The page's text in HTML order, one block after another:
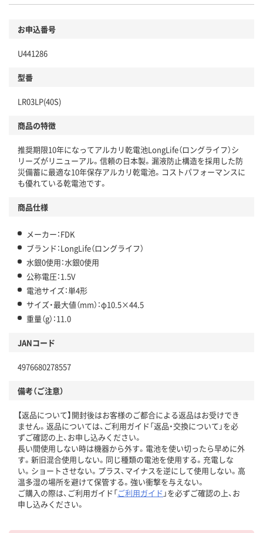
お申込番号
U441286
型番
LR03LP(40S)
商品の特徴
推奨期限10年になってアルカリ乾電池LongLife（ロングライフ）シ
リーズがリニューアル。信頼の日本製。漏液防止構造を採用した防
災備蓄に最適な10年保存アルカリ乾電池。コストパフォーマンスに
も優れている乾電池です。
商品仕様
メーカー：FDK
ブランド：LongLife（ロングライフ）
水銀0使用：水銀0使用
公称電圧：1.5V
電池サイズ：単4形
サイズ・最大値（mm）：φ10.5×44.5
重量（g）：11.0
JANコード
4976680278557
備考（ご注意）
【返品について】開封後はお客様のご都合による返品はお受けでき
ません。返品については、ご利用ガイド「返品・交換について」を必
ずご確認の上、お申し込みください。
長い間使用しない時は機器から外す。電池を使い切ったら早めに外
す。新旧混合使用しない。同じ種類の電池を使用する。充電しな
い。ショートさせない。プラス、マイナスを逆にして使用しない。高
温多湿の場所を避けて保管する。強い衝撃を与えない。
ご購入の際は、ご利用ガイド「ご利用ガイド 」を必ずご確認の上、お
申し込みください。